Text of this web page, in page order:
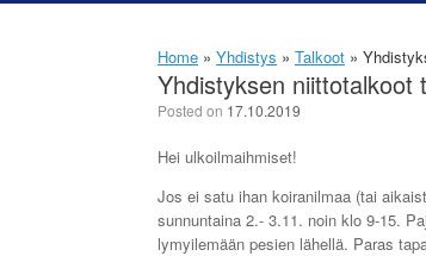
Home » Yhdistys » Talkoot »
Yhdistyksen niittotalkoot
Posted on 17.10.2019
Hei ulkoilmaihmiset!
Jos ei satu ihan koiranilmaa (tai
sunnuntaina 2.- 3.11. noin klo 9-15.
lymyilemään pesien lähellä. Paras